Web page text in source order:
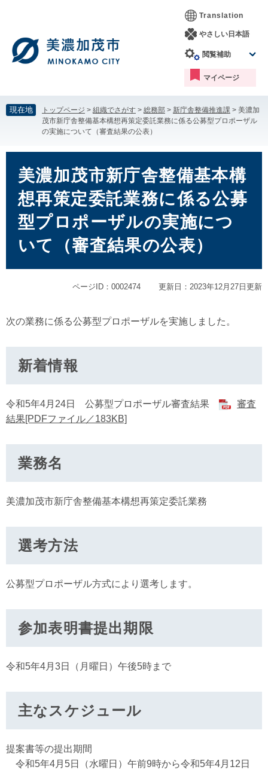
す。
し
て
本
Translation
やさしい日本語
閲覧補助
マイページ
現在地 トップページ > 組織でさがす > 総務部 > 新庁舎整備推進課 > 美濃加
茂市新庁舎整備基本構想再策定委託業務に係る公募型プロポーザル
の実施について（審査結果の公表）
美濃加茂市新庁舎整備基本構
想再策定委託業務に係る公募
型プロポーザルの実施につ
いて（審査結果の公表）
ページID：0002474 更新日：2023年12月27日更新
次の業務に係る公募型プロポーザルを実施しました。
新着情報
令和5年4月24日 公募型プロポーザル審査結果
審査
結果[PDFファイル／183KB]
業務名
美濃加茂市新庁舎整備基本構想再策定委託業務
選考方法
公募型プロポーザル方式により選考します。
参加表明書提出期限
令和5年4月3日（月曜日）午後5時まで
主なスケジュール
提案書等の提出期間
令和5年4月5日（水曜日）午前9時から令和5年4月12日